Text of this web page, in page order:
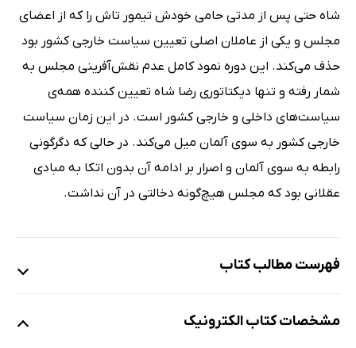
شاه حتی پس از مدتی حامی خودش تیمور تاش را که از اعضای
مجلس و یکی از عاملان اصلی تعیین سیاست خارجی کشور بود
حذف می‌کند. این دوره نمود کامل عدم نقش‌آفرینی مجلس به
شمار رفته و تنها دیکتاتوری رضا شاه تعیین کننده همه‌ی
سیاست‌های داخلی و خارجی کشور است. در این زمان سیاست
خارجی کشور به سوی آلمان میل می‌کند. در حالی که دگرگونی
رابطه به سوی آلمان و اصرار بر ادامه آن بدون اتکا به مبادی
عقلانی بود که مجلس هیچ‌گونه دخالتی در آن نداشت.
فهرست مطالب کتاب
انتخابات از منظر امام خمینی (ره)
مشخصات کتاب الکترونیک